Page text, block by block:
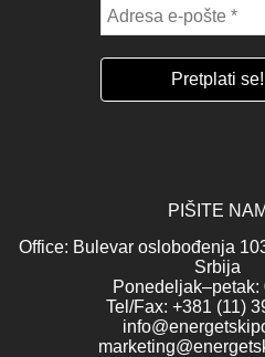
PIŠITE NAM
Office: Bulevar oslobođenja
Srbija
Ponedeljak–petak:
Tel/Fax: +381 (11)